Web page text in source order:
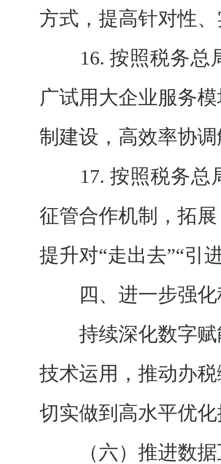
方式，提高针对性
16. 按照税务总
广试用大企业服务
制建设，高效率协
17. 按照税务总局
征管合作机制，拓
提升对“走出去”“引
四、进一步强化
持续深化数字赋
技术运用，推动办
切实做到高水平优
（六）推进数据